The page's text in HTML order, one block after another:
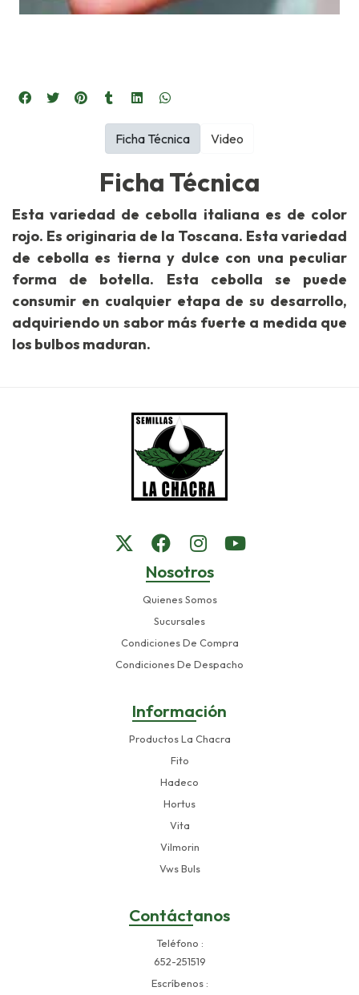
Ficha Técnica
Esta variedad de cebolla italiana es de color
rojo. Es originaria de la Toscana. Esta variedad
de cebolla es tierna y dulce con una peculiar
forma de botella. Esta cebolla se puede
consumir en cualquier etapa de su desarrollo,
adquiriendo un sabor más fuerte a medida que
los bulbos maduran.
Ficha Técnica Video
Nosotros
Quienes Somos
Sucursales
Condiciones De Compra
Condiciones De Despacho
Información
Productos La Chacra
Fito
Hadeco
Hortus
Vita
Vilmorin
Vws Buls
Contáctanos
Teléfono
652-251519
Escríbenos